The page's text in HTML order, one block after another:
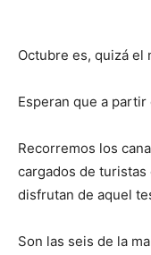
Octubre es, quizá el
Esperan que a
Recorremos los
cargados de
disfrutan de aquel
Son las seis de la